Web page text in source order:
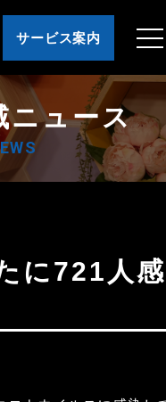
サービス案内
ニュース